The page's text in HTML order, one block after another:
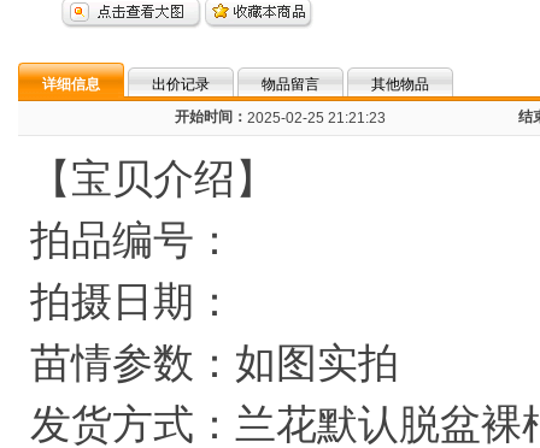
详细信息 出价记录 物品留言
其他物品
开始时间： 2025-02-25 21:21:23 结
【宝贝介绍】
拍品编号：
拍摄日期：
苗情参数：如图实拍
发货方式：兰花默认脱盆